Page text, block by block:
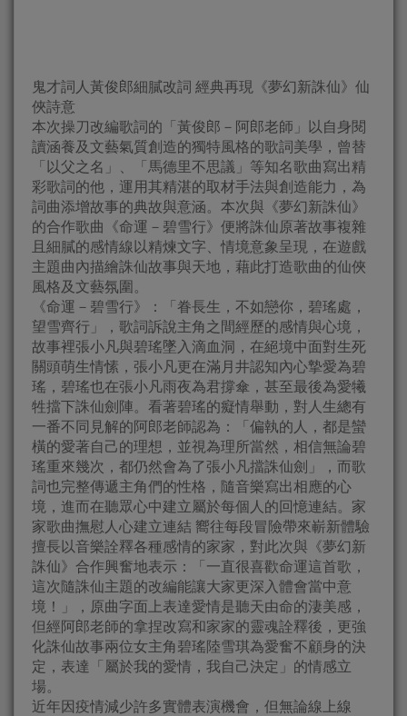
鬼才詞人黃俊郎細膩改詞 經典再現《夢幻新誅仙》仙
俠詩意
本次操刀改編歌詞的「黃俊郎－阿郎老師」以自身閱
讀涵養及文藝氣質創造的獨特風格的歌詞美學，曾替
「以父之名」、「馬德里不思議」等知名歌曲寫出精
彩歌詞的他，運用其精湛的取材手法與創造能力，為
詞曲添增故事的典故與意涵。本次與《夢幻新誅仙》
的合作歌曲《命運－碧雪行》便將誅仙原著故事複雜
且細膩的感情線以精煉文字、情境意象呈現，在遊戲
主題曲內描繪誅仙故事與天地，藉此打造歌曲的仙俠
風格及文藝氛圍。
《命運－碧雪行》：「眷長生，不如戀你，碧瑤處，
望雪齊行」，歌詞訴說主角之間經歷的感情與心境，
故事裡張小凡與碧瑤墜入滴血洞，在絕境中面對生死
關頭萌生情愫，張小凡更在滿月井認知內心摯愛為碧
瑤，碧瑤也在張小凡雨夜為君撐傘，甚至最後為愛犧
牲擋下誅仙劍陣。看著碧瑤的癡情舉動，對人生總有
一番不同見解的阿郎老師認為：「偏執的人，都是蠻
橫的愛著自己的理想，並視為理所當然，相信無論碧
瑤重來幾次，都仍然會為了張小凡擋誅仙劍」，而歌
詞也完整傳遞主角們的性格，隨音樂寫出相應的心
境，進而在聽眾心中建立屬於每個人的回憶連結。家
家歌曲撫慰人心建立連結 嚮往每段冒險帶來嶄新體驗
擅長以音樂詮釋各種感情的家家，對此次與《夢幻新
誅仙》合作興奮地表示：「一直很喜歡命運這首歌，
這次隨誅仙主題的改編能讓大家更深入體會當中意
境！」，原曲字面上表達愛情是聽天由命的淒美感，
但經阿郎老師的拿捏改寫和家家的靈魂詮釋後，更強
化誅仙故事兩位女主角碧瑤陸雪琪為愛奮不顧身的決
定，表達「屬於我的愛情，我自己決定」的情感立
場。
近年因疫情減少許多實體表演機會，但無論線上線